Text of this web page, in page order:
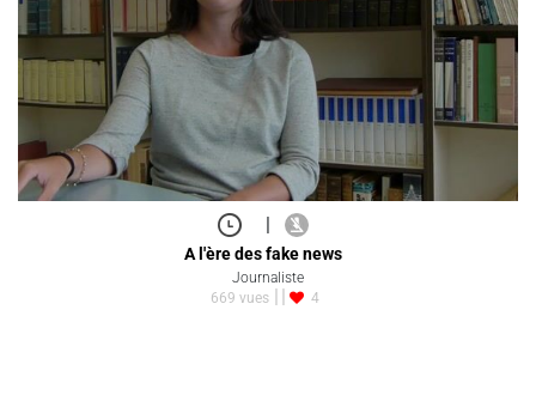
|
A l'ère des fake news
Journaliste
669 vues
4